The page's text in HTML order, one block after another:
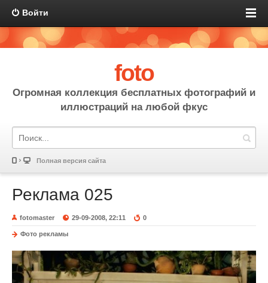
Войти
foto
Огромная коллекция бесплатных фотографий и
иллюстраций на любой фкус
Полная версия сайта
Реклама 025
fotomaster 29-09-2008, 22:11 0
Фото рекламы